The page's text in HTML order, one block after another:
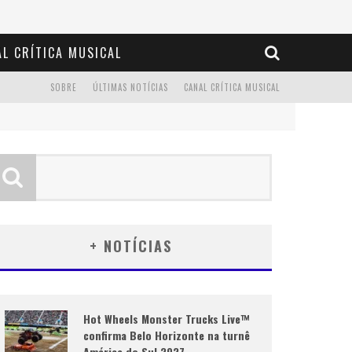
CRÍTICA MUSICAL
CANAL CRÍTICA MUSICAL
ÚLTIMAS NOTÍCIAS
SOBRE
+ NOTÍCIAS
Hot Wheels Monster Trucks Live™
confirma Belo Horizonte na turnê